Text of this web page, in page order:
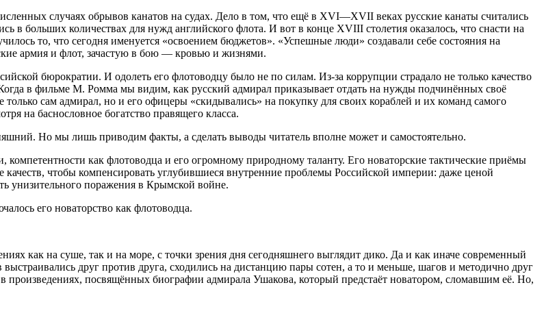
случаях обрывов канатов на судах. Дело в том, что ещё в XVI—XVII веках русские канаты считались
в больших количествах для нужд английского флота. И вот в конце XVIII столетия оказалось, что снасти на
то, что сегодня именуется «освоением бюджетов». «Успешные люди» создавали себе состояния на
армия и флот, зачастую в бою — кровью и жизнями.
бюрократии. И одолеть его флотоводцу было не по силам. Из-за коррупции страдало не только качество
в фильме М. Ромма мы видим, как русский адмирал приказывает отдать на нужды подчинённых своё
сам адмирал, но и его офицеры «скидывались» на покупку для своих кораблей и их команд самого
на баснословное богатство правящего класса.
Но мы лишь приводим факты, а сделать выводы читатель вполне может и самостоятельно.
как флотоводца и его огромному природному таланту. Его новаторские тактические приёмы
чтобы компенсировать углубившиеся внутренние проблемы Российской империи: даже ценой
унизительного поражения в Крымской войне.
его новаторство как флотоводца.
как на суше, так и на море, с точки зрения дня сегодняшнего выглядит дико. Да и как иначе современный
друг против друга, сходились на дистанцию пары сотен, а то и меньше, шагов и методично друг
в произведениях, посвящённых биографии адмирала Ушакова, который предстаёт новатором, сломавшим её. Но,